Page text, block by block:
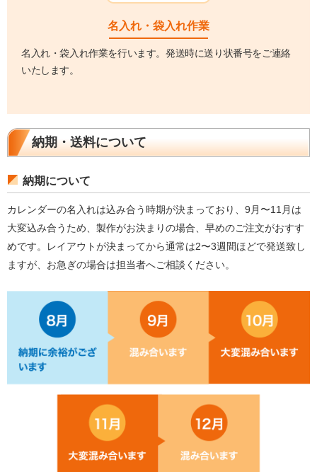
名入れ・袋入れ作業
名入れ・袋入れ作業を行います。発送時に送り状番号をご連絡
いたします。
納期・送料について
納期について
カレンダーの名入れは込み合う時期が決まっており、9月〜11月は
大変込み合うため、製作がお決まりの場合、早めのご注文がおすす
めです。レイアウトが決まってから通常は2〜3週間ほどで発送致し
ますが、お急ぎの場合は担当者へご相談ください。